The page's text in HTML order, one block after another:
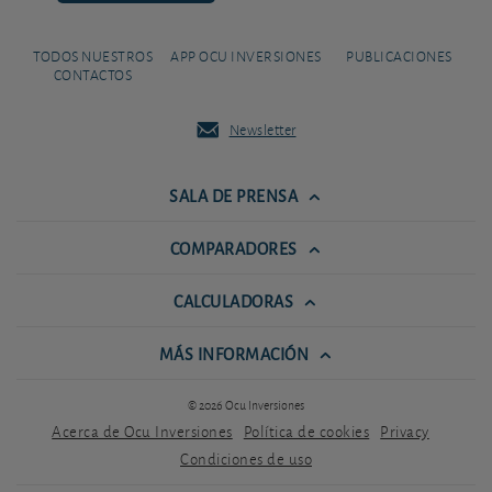
TODOS NUESTROS
CONTACTOS
APP OCU INVERSIONES PUBLICACIONES
Newsletter
SALA DE PRENSA
COMPARADORES
CALCULADORAS
MÁS INFORMACIÓN
© 2026 Ocu Inversiones
Acerca de Ocu Inversiones Política de cookies Privacy
Condiciones de uso